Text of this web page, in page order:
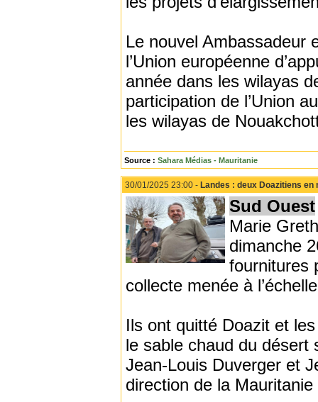
Le nouvel Ambassadeur
l’Union européenne
année dans les wilayas
participation de l’Union
les wilayas de
Source : Sahara Médias - Mauritanie
30/01/2025 23:00 - Landes : deux Doazitiens
Sud Ouest
Marie
dimanche
fournitures
collecte menée à
Ils ont quitté Doazit et
le sable chaud du désert
Jean-Louis Duverger et
direction de la